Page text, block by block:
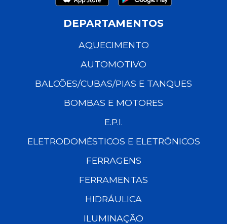
DEPARTAMENTOS
AQUECIMENTO
AUTOMOTIVO
BALCÕES/CUBAS/PIAS E TANQUES
BOMBAS E MOTORES
E.P.I.
ELETRODOMÉSTICOS E ELETRÔNICOS
FERRAGENS
FERRAMENTAS
HIDRÁULICA
ILUMINAÇÃO